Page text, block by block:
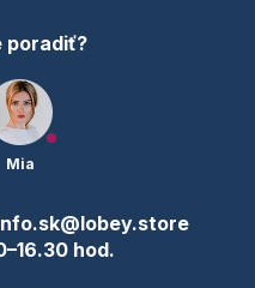
poradiť?
Mia
hod.